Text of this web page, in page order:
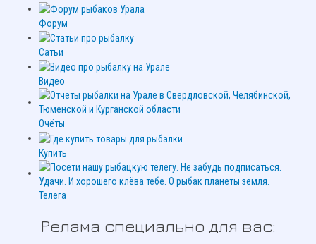
Форум
Сатьи
Видео
Очёты
Купить
Телега
Релама специально для вас: